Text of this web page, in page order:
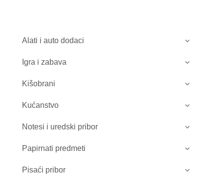
Alati i auto dodaci
Igra i zabava
Kišobrani
Kućanstvo
Notesi i uredski pribor
Papirnati predmeti
Pisaći pribor